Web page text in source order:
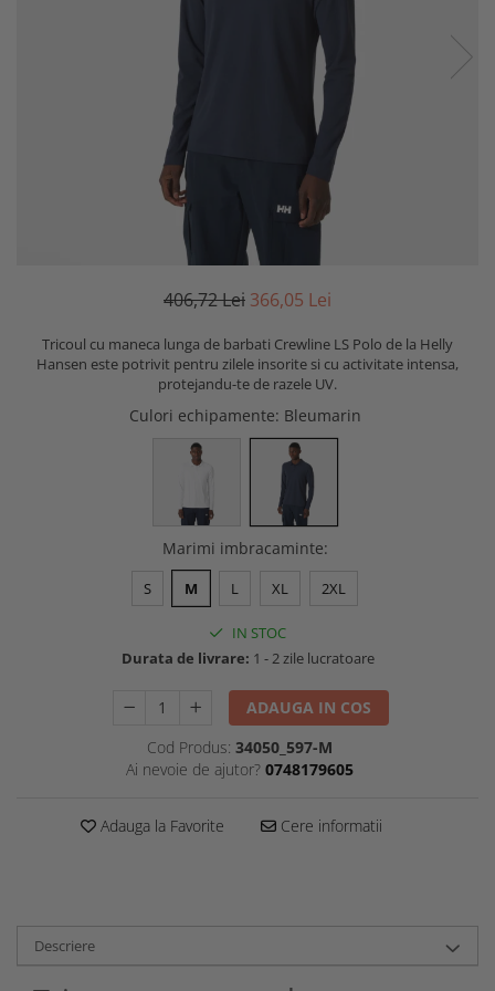
406,72 Lei 366,05 Lei
Tricoul cu maneca lunga de barbati Crewline LS Polo de la Helly
Hansen este potrivit pentru zilele insorite si cu activitate intensa,
protejandu-te de razele UV.
Culori echipamente: Bleumarin
Marimi imbracaminte:
S M L XL 2XL
IN STOC
Durata de livrare: 1 - 2 zile lucratoare
ADAUGA IN COS
Cod Produs: 34050_597-M
Ai nevoie de ajutor? 0748179605
Adauga la Favorite Cere informatii
Descriere